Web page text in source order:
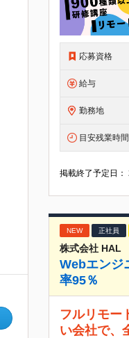
応募資格
給与
勤務地
目安残業時間
掲載終了予定日：
NEW 正社員
株式会社 HAL
Webエンジ
率95％
フルリモー
い会社で、